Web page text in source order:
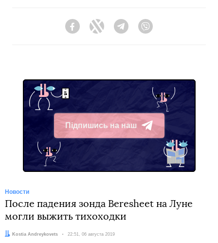
FacebookTwitter Telegram
Підпишись на наш
Telegram
Новости
После падения зонда Beresheet на Луне
могли выжить тихоходки
Автор:Kostia Andreykovets Дата:
22:51, 06 августа 2019